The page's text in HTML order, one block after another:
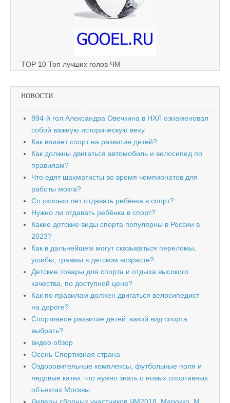
TOP 10 Топ лучших голов ЧМ
НОВОСТИ
894-й гол Александра Овечкина в НХЛ ознаменовал
собой важную историческую веху
Как влияет спорт на развитие детей?
Как должны двигаться автомобиль и велосипед по
правилам?
Что едят шахматисты во время чемпионатов для
работы мозга?
Со сколько лет отдавать ребёнка в спорт?
Нужно ли отдавать ребёнка в спорт?
Какие детские виды спорта популярны в России в
2023?
Как в дальнейшем могут сказываться переломы,
ушибы, травмы в детском возрасте?
Детские товары для спорта и отдыха высокого
качества, по доступной цене?
Как по правилам должен двигаться велосипедист
на дороге?
Спортивное развитие детей: какой вид спорта
выбрать?
видео обзор
Осень Спортивная страна
Оздоровительные комплексы, футбольные поля и
ледовые катки: что нужно знать о новых спортивных
объектах Москвы